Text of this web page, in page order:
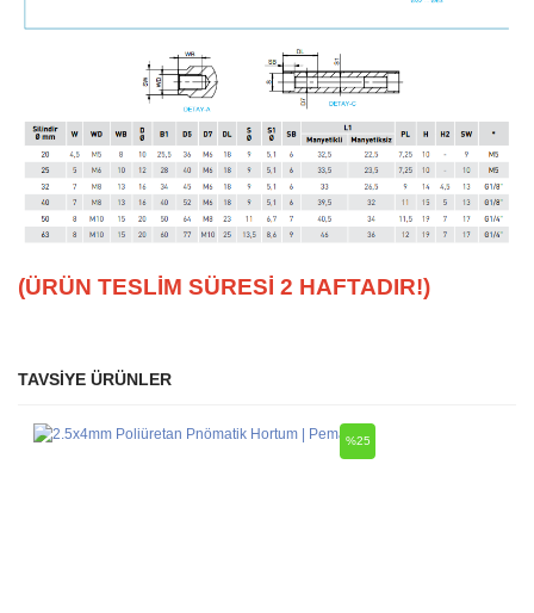
(ÜRÜN TESLİM SÜRESİ 2 HAFTADIR!)
TAVSİYE ÜRÜNLER
%25